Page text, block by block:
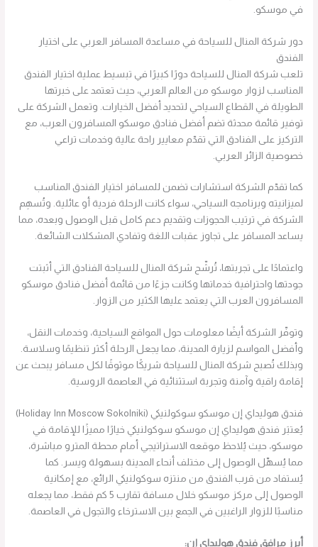
في موسكو.
دور شركة المنال للسياحة في مساعدة المسافر العربي على اختيار
الفندق
تلعب شركة المنال للسياحة دورًا كبيرًا في تبسيط عملية اختيار الفندق
المناسب لزوار موسكو من العالم العربي، حيث تعتمد على خبرتها
الطويلة في القطاع السياحي لتحديد أفضل الخيارات. وتعمل الشركة على
توفير قائمة محدثة تضم أفضل فنادق موسكو المسافرون العرب، مع
التركيز على الفنادق التي تقدّم معايير راحة عالية وخدمات تراعي
خصوصية الزائر العربي.
كما تقدّم الشركة استشارات تضمن للمسافر اختيار الفندق المناسب
لميزانيته وبرنامجه السياحي، سواء كانت الرحلة فردية أو عائلية. وتُسهِم
الشركة في ترتيب الحجوزات وتقديم دعم كامل قبل الوصول وبعده، مما
يساعد المسافر على تجاوز عقبات اللغة وتفادي المشكلات الشائعة.
واعتمادًا على تجربتها، تُرشّح شركة المنال للسياحة الفنادق التي أثبتت
جودتها واحترافية خدماتها وكانت جزءًا من قائمة أفضل فنادق موسكو
المسافرون العرب التي يعتمد عليها الكثير من الزوار.
وتوفّر الشركة أيضًا معلومات حول المواقع السياحية، وخدمات النقل،
وأفضل المواسم لزيارة المدينة، مما يجعل الرحلة أكثر تنظيمًا وسلاسة.
وبذلك تُصبح شركة المنال للسياحة شريكًا موثوقًا لكل مسافر يبحث عن
إقامة راقية وآمنة وتجربة استثنائية في العاصمة الروسية.
فندق هوليداي إن موسكو سوكولنيكي (Holiday Inn Moscow Sokolniki)
يُعتبَر فندق هوليداي إن موسكو سوكولنيكي خيارًا مميزًا للإقامة في
موسكو، حيث يُلاحظ موقعه الاستراتيجي أمام محطة المترو مباشرة،
مما يُسهِّل الوصول إلى مختلف أنحاء المدينة بسهولة ويسر. كما
يُستفاد من قرب الفندق من منتزه سوكولنيكي الرائع، مع إمكانية
الوصول إلى مركز موسكو خلال مسافة تقارب 5 كم فقط، مما يجعله
مناسبًا للزوار الراغبين في الجمع بين الاسترخاء والتجول في العاصمة.
أبرز مرافق فندق هوليداي إن: